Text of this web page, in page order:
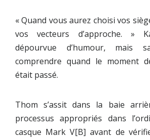
« Quand vous aurez choisi vos
vos vecteurs d’approche. »
dépourvue d’humour, mais
comprendre quand le moment
était passé.
Thom s’assit dans la baie
processus appropriés dans
casque Mark V[B] avant de